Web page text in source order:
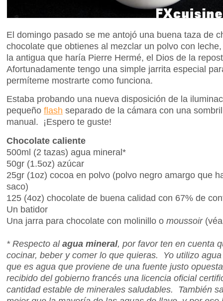
El domingo pasado se me antojó una buena taza de
chocolate que obtienes al mezclar un polvo con
la antigua que haría Pierre Hermé, el Dios de la
Afortunadamente tengo una simple jarrita especial
permíteme mostrarte como funciona.
Estaba probando una nueva disposición de la
pequeño flash separado de la cámara con una
manual. ¡Espero te guste!
Chocolate caliente
500ml (2 tazas) agua mineral*
50gr (1.5oz) azúcar
25gr (1oz) cocoa en polvo (polvo negro amargo que
saco)
125 (4oz) chocolate de buena calidad con 67% de
Un batidor
Una jarra para chocolate con molinillo o moussoir
* Respecto alagua mineral, por favor ten en cuenta
cocinar, beber y comer lo que quieras. Yo utilizo
que es agua que proviene de una fuente justo
recibido del gobierno francés una licencia oficial
cantidad estable de minerales saludables. También